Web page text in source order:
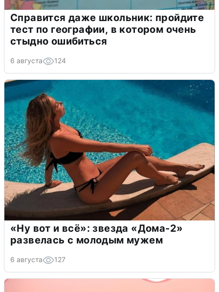
Справится даже школьник: пройдите
тест по географии, в котором очень
стыдно ошибиться
6 августа 124
«Ну вот и всё»: звезда «Дома-2»
развелась с молодым мужем
6 августа 127